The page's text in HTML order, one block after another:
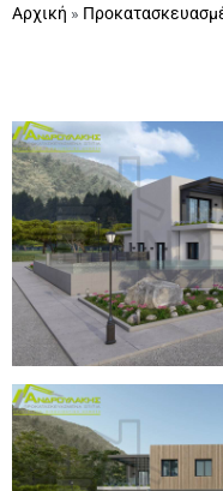
Αρχική »